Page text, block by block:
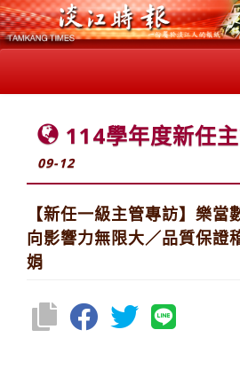
114學年度新任
09-12
【新任一級主管專訪】樂
向影響力無限大／品質保證
娟